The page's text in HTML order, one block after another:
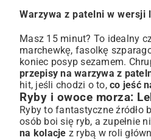
Warzywa z patelni w wersji
Masz 15 minut? To idealny
marchewkę, fasolkę
koniec posyp sezamem.
przepisy na warzywa z
hit, jeśli chodzi o to, co jeść
Ryby i owoce morza:
Ryby to fantastyczne źródło
osób boi się ryb, a zupełnie
na kolacje z rybą w roli